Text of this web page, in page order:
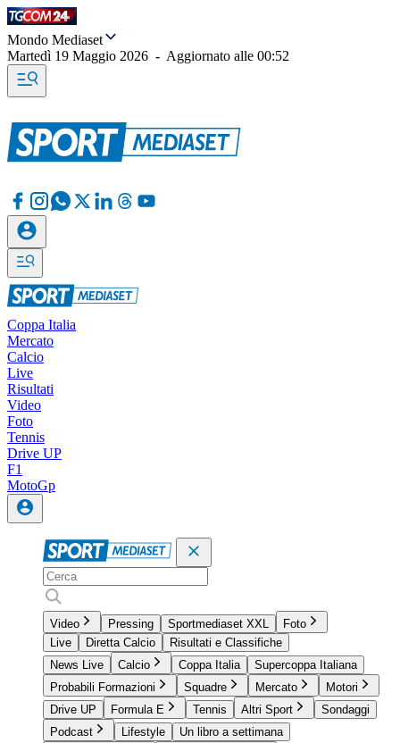
Mondo Mediaset
Martedì 19 Maggio 2026 - Aggiornato alle 00:52
Coppa Italia
Mercato
Calcio
Live
Risultati
Video
Foto
Tennis
Drive UP
F1
MotoGp
Video Pressing Sportmediaset XXL
Foto
Live
Diretta Calcio
Risultati e Classifiche
News Live
Calcio Coppa Italia
Supercoppa Italiana
Probabili Formazioni
Squadre Mercato
Motori
Drive UP
Formula E Tennis Altri Sport
Sondaggi
Podcast
Lifestyle
Un libro a settimana